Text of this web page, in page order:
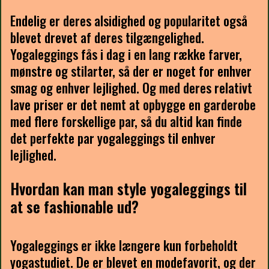
Endelig er deres alsidighed og popularitet også
blevet drevet af deres tilgængelighed.
Yogaleggings fås i dag i en lang række farver,
mønstre og stilarter, så der er noget for enhver
smag og enhver lejlighed. Og med deres relativt
lave priser er det nemt at opbygge en garderobe
med flere forskellige par, så du altid kan finde
det perfekte par yogaleggings til enhver
lejlighed.
Hvordan kan man style yogaleggings til
at se fashionable ud?
Yogaleggings er ikke længere kun forbeholdt
yogastudiet. De er blevet en modefavorit, og der